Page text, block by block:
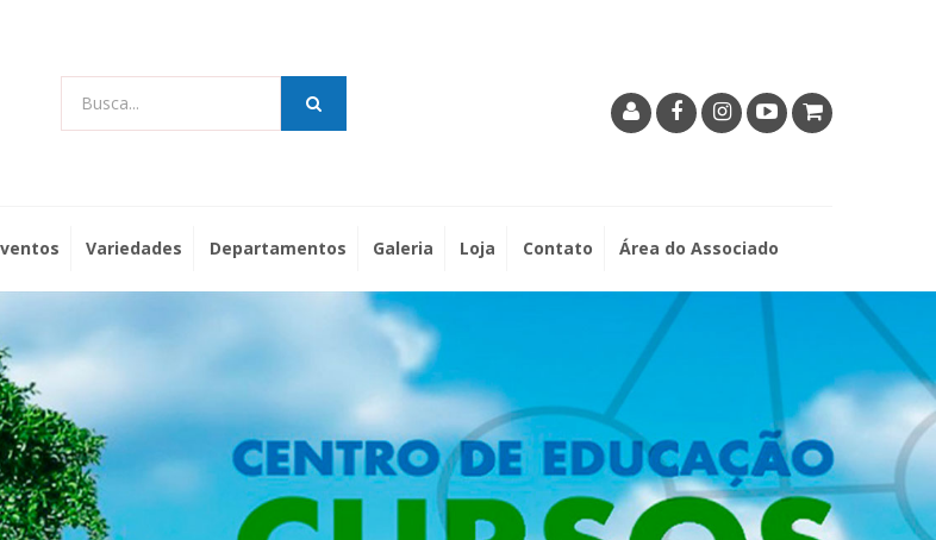
Busca...
Variedades Departamentos Galeria Loja Contato Área do Associado